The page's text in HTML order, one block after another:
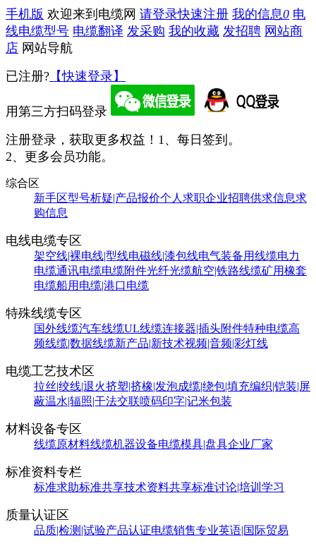
手机版 欢迎来到电缆网 请登录快速注册 我的信息0 电
线电缆型号 电缆翻译 发采购 我的收藏 发招聘 网站商
店 网站导航
已注册? 【快速登录】
用第三方扫码登录
注册登录，获取更多权益！ 1、每日签到。
2、更多会员功能。
综合区
新手区型号析疑|产品报价个人求职企业招聘供求信息求
购信息
电线电缆专区
架空线|裸电线|型线电磁线|漆包线电气装备用线缆电力
电缆通讯电缆电缆附件光纤光缆航空|铁路线缆矿用橡套
电缆船用电缆|港口电缆
特殊线缆专区
国外线缆汽车线缆UL线缆连接器|插头附件特种电缆高
频线缆|数据线缆新产品|新技术视频|音频|彩灯线
电缆工艺技术区
拉丝|绞线|退火挤塑|挤橡|发泡成缆|绕包|填充编织|铠装|屏
蔽温水|辐照|干法交联喷码印字|记米包装
材料设备专区
线缆原材料线缆机器设备电缆模具|盘具企业厂家
标准资料专栏
标准求助标准共享技术资料共享标准讨论|培训学习
质量认证区
品质|检测|试验产品认证电缆销售专业英语|国际贸易